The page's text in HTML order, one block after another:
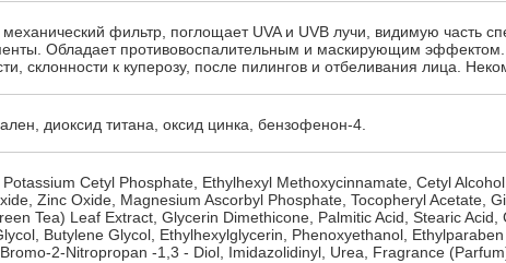
фильтр, поглощает UVA и UVB лучи, видимую часть
Обладает противовоспалительным и маскирующим
склонности к куперозу, после пилингов и отбеливания лица.
диоксид титана, оксид цинка, бензофенон-4.
Cetyl Phosphate, Ethylhexyl Methoxycinnamate, Cetyl
Zinc Oxide, Magnesium Ascorbyl Phosphate, Tocopheryl Acetate,
Tea) Leaf Extract, Glycerin Dimethicone, Palmitic Acid, Stearic Acid,
Butylene Glycol, Ethylhexylglycerin, Phenoxyethanol, Ethylparaben
2-Nitropropan -1,3 - Diol, Imidazolidinyl, Urea, Fragrance